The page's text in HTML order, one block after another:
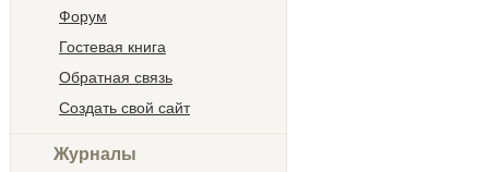
Форум
Гостевая книга
Обратная связь
Создать свой сайт
Журналы